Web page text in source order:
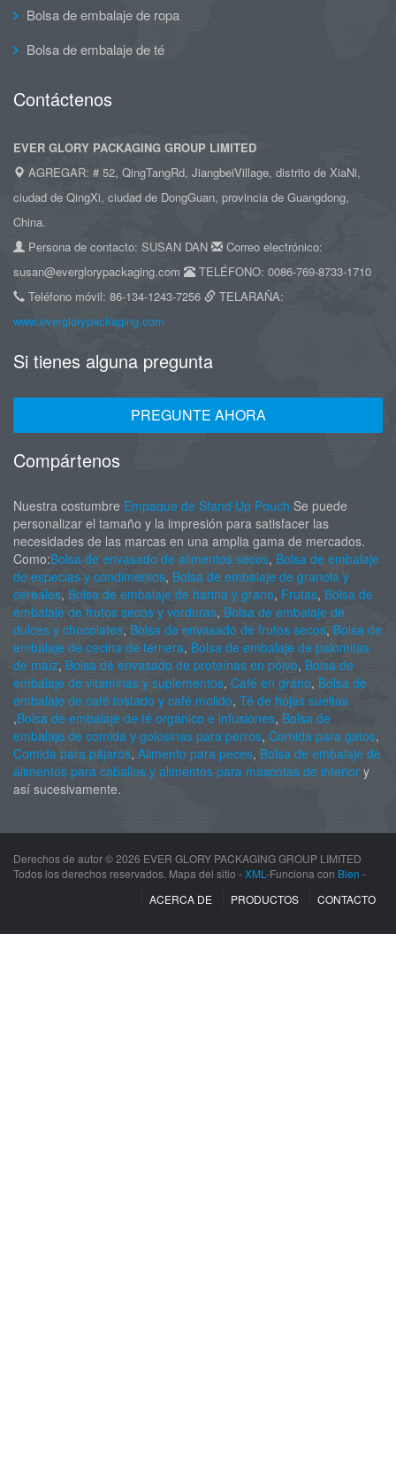
Bolsa de embalaje de ropa
Bolsa de embalaje de té
Contáctenos
EVER GLORY PACKAGING GROUP LIMITED
AGREGAR: # 52, QingTangRd, JiangbeiVillage, distrito de XiaNi,
ciudad de QingXi, ciudad de DongGuan, provincia de Guangdong,
China.
Persona de contacto: SUSAN DAN
Correo electrónico:
susan@everglorypackaging.com
TELÉFONO: 0086-769-8733-1710
Teléfono móvil: 86-134-1243-7256
TELARAÑA:
www.everglorypackaging.com
Si tienes alguna pregunta
PREGUNTE AHORA
Compártenos
Nuestra costumbre Empaque de Stand Up Pouch Se puede
personalizar el tamaño y la impresión para satisfacer las
necesidades de las marcas en una amplia gama de mercados.
Como:Bolsa de envasado de alimentos secos, Bolsa de embalaje
de especias y condimentos, Bolsa de embalaje de granola y
cereales, Bolsa de embalaje de harina y grano, Frutas, Bolsa de
embalaje de frutos secos y verduras, Bolsa de embalaje de
dulces y chocolates, Bolsa de envasado de frutos secos, Bolsa de
embalaje de cecina de ternera, Bolsa de embalaje de palomitas
de maíz, Bolsa de envasado de proteínas en polvo, Bolsa de
embalaje de vitaminas y suplementos, Café en grano, Bolsa de
embalaje de café tostado y café molido, Té de hojas sueltas
,Bolsa de embalaje de té orgánico e infusiones, Bolsa de
embalaje de comida y golosinas para perros, Comida para gatos,
Comida para pájaros, Alimento para peces, Bolsa de embalaje de
alimentos para caballos y alimentos para mascotas de interior y
así sucesivamente.
Derechos de autor ©2026 EVER GLORY PACKAGING GROUP LIMITED
Todos los derechos reservados. Mapa del sitio -XML -Funciona con Bien -
ACERCA DE
PRODUCTOS CONTACTO